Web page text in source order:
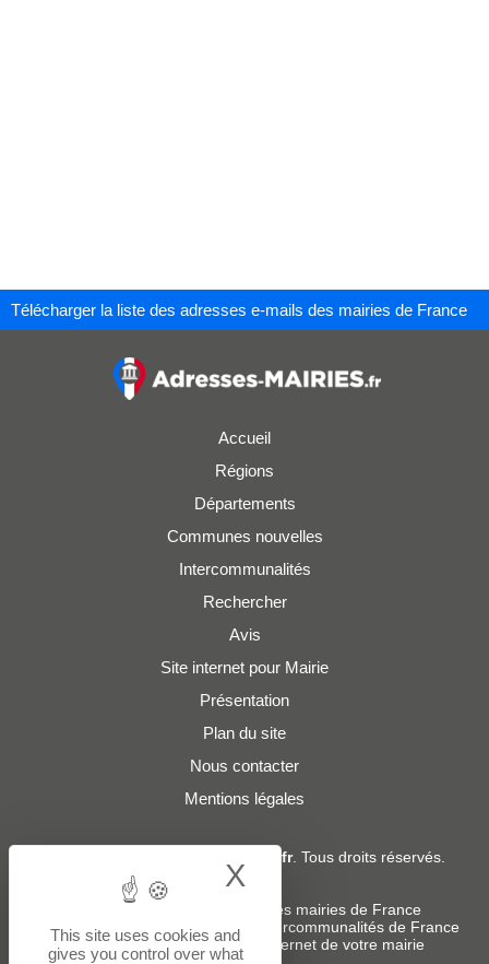
Télécharger la liste des adresses e-mails des mairies de France
Accueil
Régions
Départements
Communes nouvelles
Intercommunalités
Rechercher
Avis
Site internet pour Mairie
Présentation
Plan du site
Nous contacter
Mentions légales
Adresses-Mairies.fr. Tous droits réservés.
Services :
Liste des adresses e-mails des mairies de France
Liste des adresses e-mails des intercommunalités de France
-Création ou refonte du site internet de votre mairie
This site uses cookies and
gives you control over what
X